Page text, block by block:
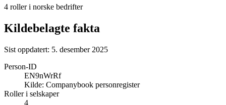
4 roller i norske bedrifter
Kildebelagte fakta
Sist oppdatert: 5. desember 2025
Person-ID
EN9nWrRf
Kilde: Companybook personregister
Roller i selskaper
4